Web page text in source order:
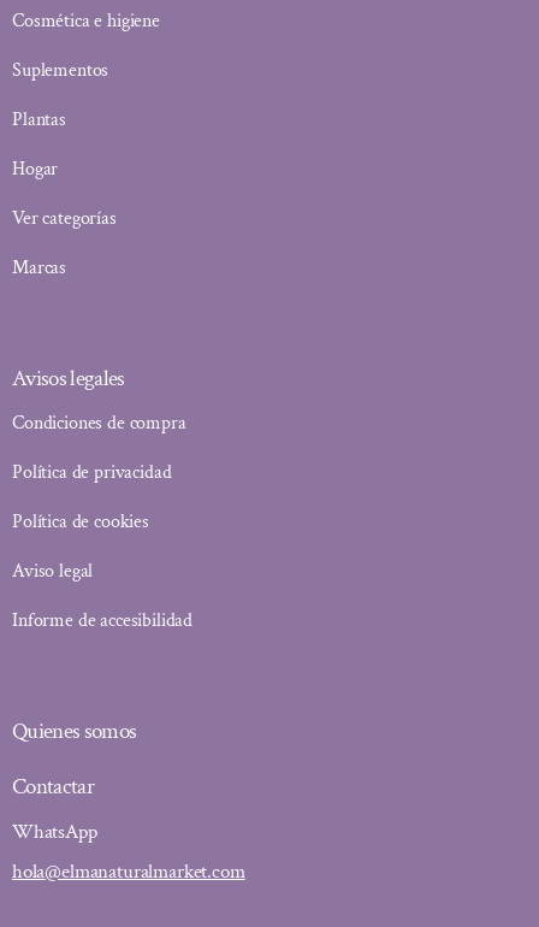
Cosmética e higiene
Suplementos
Plantas
Hogar
Ver categorías
Marcas
Avisos legales
Condiciones de compra
Política de privacidad
Política de cookies
Aviso legal
Informe de accesibilidad
Quienes somos
Contactar
WhatsApp
hola@elmanaturalmarket.com